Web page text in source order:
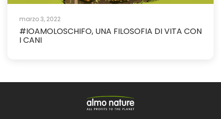
marzo 3, 2022
#IOAMOLOSCHIFO, UNA FILOSOFIA DI VITA CON
I CANI